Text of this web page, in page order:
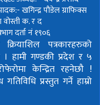
खगिन्द्र पौडेलग्राफिक्स
क. र द
दर्ता नं १९०६
पत्रकारहरुको
हामी गण्डकी प्रदेश र ५
केन्द्रित रहनेछौ !
प्रस्तुत गर्ने हाम्रो